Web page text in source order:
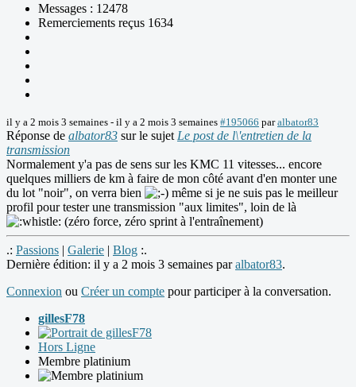
Messages : 12478
Remerciements reçus 1634
il y a 2 mois 3 semaines - il y a 2 mois 3 semaines #195066 paralbator83
Réponse de albator83 sur le sujet Le post de l\'entretien de la
transmission
Normalement y'a pas de sens sur les KMC 11 vitesses... encore
quelques milliers de km à faire de mon côté avant d'en monter une
du lot "noir", on verra bien
même si je ne suis pas le meilleur
profil pour tester une transmission "aux limites", loin de là
(zéro force, zéro sprint à l'entraînement)
.: Passions | Galerie | Blog :.
Dernière édition: il y a 2 mois 3 semaines paralbator83.
Connexion ou Créer un compte pour participer à la conversation.
gillesF78
Hors Ligne
Membre platinium